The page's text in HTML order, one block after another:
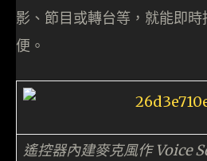
影、節目或轉台等，就能即
便。
遙控器內建麥克風作 Voice